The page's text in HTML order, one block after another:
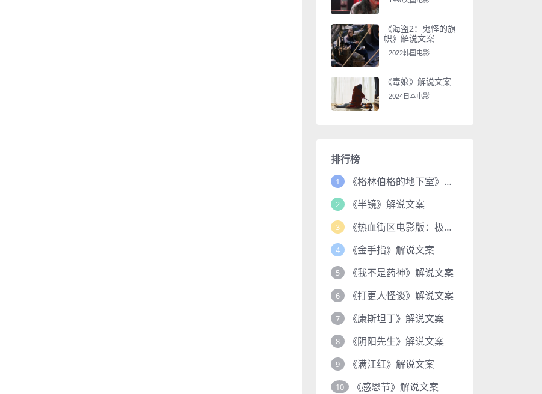
《海盗2：鬼怪的旗
帜》解说文案
2022韩国电影
《毒娘》解说文案
2024日本电影
排行榜
1 《格林伯格的地下室》解说文案
2 《半镜》解说文案
3 《热血街区电影版：极恶王续篇》解说文案
4 《金手指》解说文案
5 《我不是药神》解说文案
6 《打更人怪谈》解说文案
7 《康斯坦丁》解说文案
8 《阴阳先生》解说文案
9 《满江红》解说文案
10 《感恩节》解说文案